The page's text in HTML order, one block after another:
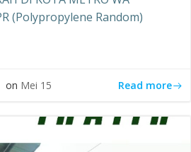
(Polypropylene Random)
on Mei 15 Read more